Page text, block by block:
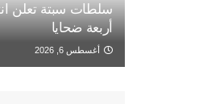
أربعة ضحايا
أغسطس 6, 2026